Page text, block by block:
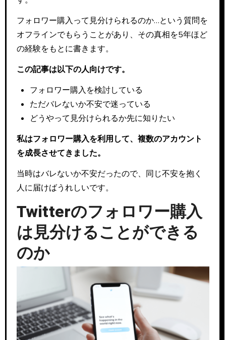
フォロワー購入って見分けられるのか…という質問を
オフラインでもらうことがあり、その真相を5年ほど
の経験をもとに書きます。
この記事は以下の人向けです。
フォロワー購入を検討している
ただバレないか不安で迷っている
どうやって見分けられるか先に知りたい
私はフォロワー購入を利用して、複数のアカウント
を成長させてきました。
当時はバレないか不安だったので、同じ不安を抱く
人に届けばうれしいです。
Twitterのフォロワー購入
は見分けることができる
のか